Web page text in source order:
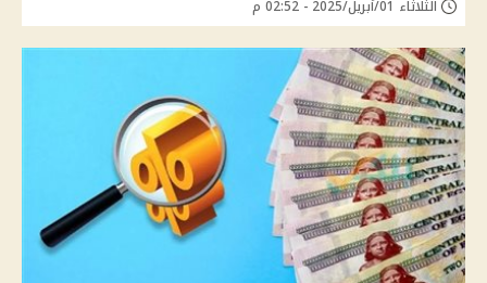
الثلاثاء 01/أبريل/2025 - 02:52 م